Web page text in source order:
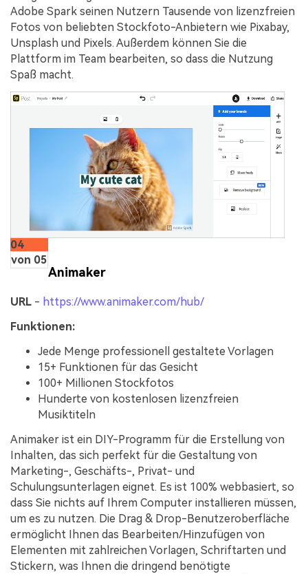
Adobe Spark seinen Nutzern Tausende von lizenzfreien
Fotos von beliebten Stockfoto-Anbietern wie Pixabay,
Unsplash und Pixels. Außerdem können Sie die
Plattform im Team bearbeiten, so dass die Nutzung
Spaß macht.
04
von 05
Animaker
URL - https://www.animaker.com/hub/
Funktionen:
Jede Menge professionell gestaltete Vorlagen
15+ Funktionen für das Gesicht
100+ Millionen Stockfotos
Hunderte von kostenlosen lizenzfreien
Musiktiteln
Animaker ist ein DIY-Programm für die Erstellung von
Inhalten, das sich perfekt für die Gestaltung von
Marketing-, Geschäfts-, Privat- und
Schulungsunterlagen eignet. Es ist 100% webbasiert, so
dass Sie nichts auf Ihrem Computer installieren müssen,
um es zu nutzen. Die Drag & Drop-Benutzeroberfläche
ermöglicht Ihnen das Bearbeiten/Hinzufügen von
Elementen mit zahlreichen Vorlagen, Schriftarten und
Stickern, was Ihnen die dringend benötigte